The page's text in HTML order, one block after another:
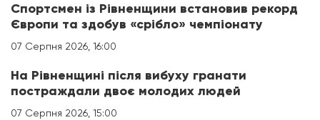
Спортсмен із Рівненщини встановив рекорд
Європи та здобув «срібло» чемпіонату
07 Серпня 2026, 16:00
На Рівненщині після вибуху гранати
постраждали двоє молодих людей
07 Серпня 2026, 15:00